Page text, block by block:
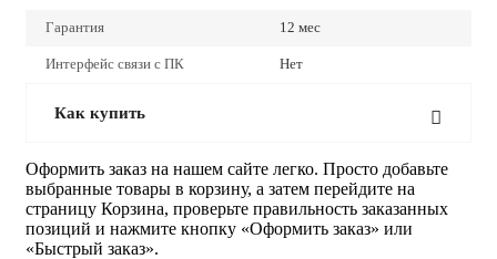
Гарантия 12 мес
Интерфейс связи с ПК Нет
Как купить
Оформить заказ на нашем сайте легко. Просто добавьте
выбранные товары в корзину, а затем перейдите на
страницу Корзина, проверьте правильность заказанных
позиций и нажмите кнопку «Оформить заказ» или
«Быстрый заказ».